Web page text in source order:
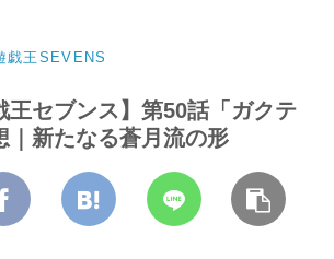
戯王SEVENS
王セブンス】第50話「ガクテ
｜新たなる蒼月流の形